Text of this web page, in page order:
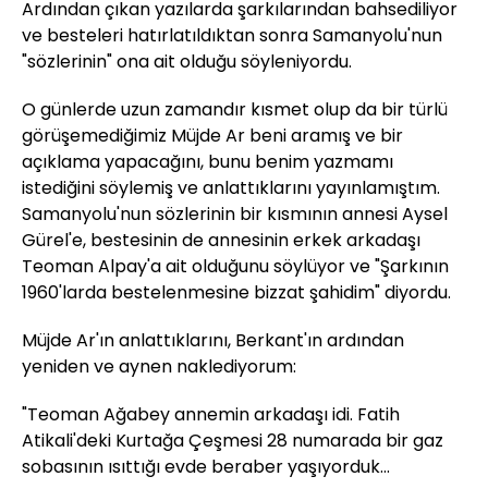
Ardından çıkan yazılarda şarkılarından bahsediliyor
ve besteleri hatırlatıldıktan sonra Samanyolu'nun
"sözlerinin" ona ait olduğu söyleniyordu.
O günlerde uzun zamandır kısmet olup da bir türlü
görüşemediğimiz Müjde Ar beni aramış ve bir
açıklama yapacağını, bunu benim yazmamı
istediğini söylemiş ve anlattıklarını yayınlamıştım.
Samanyolu'nun sözlerinin bir kısmının annesi Aysel
Gürel'e, bestesinin de annesinin erkek arkadaşı
Teoman Alpay'a ait olduğunu söylüyor ve "Şarkının
1960'larda bestelenmesine bizzat şahidim" diyordu.
Müjde Ar'ın anlattıklarını, Berkant'ın ardından
yeniden ve aynen naklediyorum:
"Teoman Ağabey annemin arkadaşı idi. Fatih
Atikali'deki Kurtağa Çeşmesi 28 numarada bir gaz
sobasının ısıttığı evde beraber yaşıyorduk...